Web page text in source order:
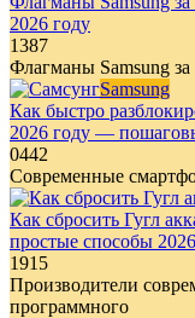
2026 году
1387
Флагманы Samsung
Samsung
Как быстро
2026 году —
0442
Современные
Как сбросить Гугл
простые способы
1915
Производители
программного